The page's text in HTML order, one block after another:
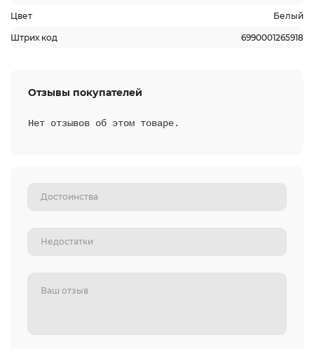
Цвет Белый
Штрих код 6990001265918
Отзывы покупателей
Нет отзывов об этом товаре.